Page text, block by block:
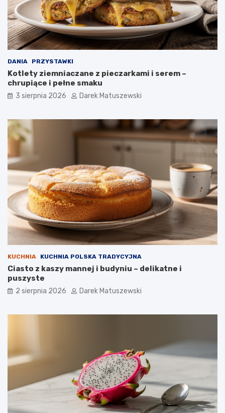
DANIA PRZYSTAWKI
Kotlety ziemniaczane z pieczarkami i serem –
chrupiące i pełne smaku
3 sierpnia 2026 Darek Matuszewski
KUCHNIA KUCHNIA POLSKA TRADYCYJNA
Ciasto z kaszy mannej i budyniu – delikatne i
puszyste
2 sierpnia 2026 Darek Matuszewski